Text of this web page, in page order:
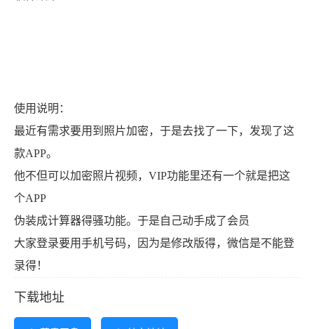
使用说明：
最近有需求要用到照片加密，于是去找了一下，发现了这
款APP。
他不但可以加密照片视频，VIP功能里还有一个就是把这
个APP
伪装成计算器得骚功能。于是自己动手成了会员
大家登录要用手机号码，因为是修改版得，微信是不能登
录得！
下载地址